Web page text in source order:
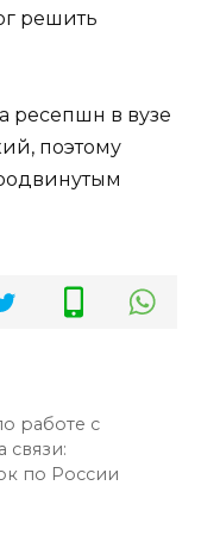
решить
ресепшн в вузе
поэтому
работе с
связи:
по России